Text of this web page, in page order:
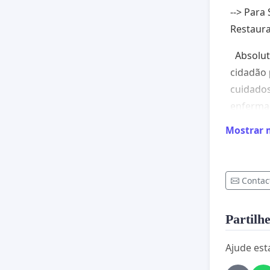
--> Para
geral na
saúde,
nossa
Mostrar
Ajude